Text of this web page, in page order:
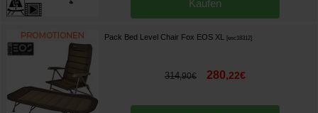
Kaufen
Pack Bed Level Chair Fox EOS XL [esc18312]
314,90€ 280,22€